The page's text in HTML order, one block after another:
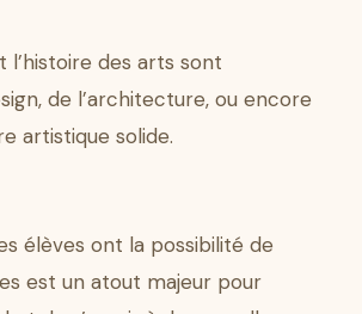
des arts sont
de l’architecture, ou encore
artistique solide.
élèves ont la possibilité de
est un atout majeur pour